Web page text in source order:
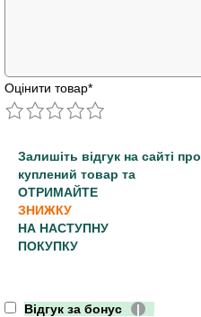
Оцінити товар*
Залишіть відгук на сайті про
куплений товар та
ОТРИМАЙТЕ
ЗНИЖКУ
НА НАСТУПНУ
ПОКУПКУ
Відгук за бонус
|